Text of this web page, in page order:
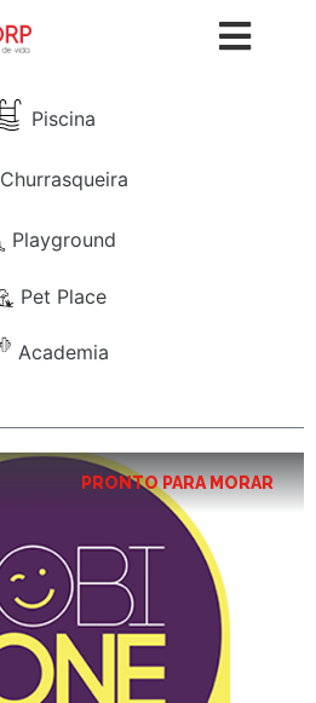
Piscina
Churrasqueira
Playground
Pet Place
Academia
PRONTO PARA MORAR